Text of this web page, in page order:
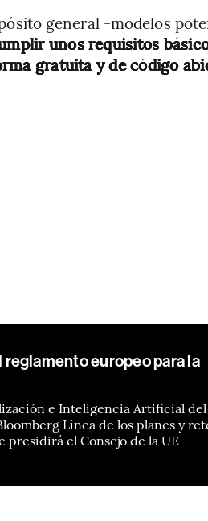
general -modelos
unos requisitos
gratuita y de código
reglamento europeo para la
e Inteligencia Artificial del
Línea de los planes y
presidirá el Consejo de la UE